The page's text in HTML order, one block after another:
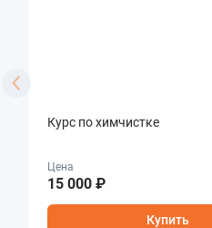
Курс по химчистке
Цена
15 000 ₽
Купить